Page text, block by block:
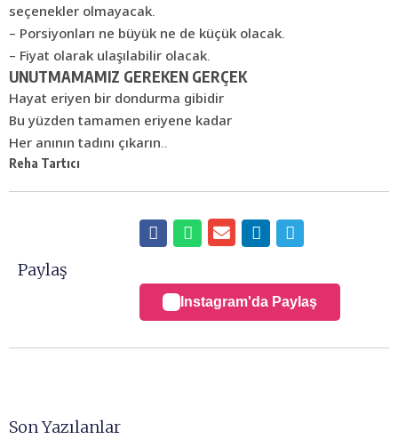
seçenekler olmayacak.
– Porsiyonları ne büyük ne de küçük olacak.
– Fiyat olarak ulaşılabilir olacak.
UNUTMAMAMIZ GEREKEN GERÇEK
Hayat eriyen bir dondurma gibidir
Bu yüzden tamamen eriyene kadar
Her anının tadını çıkarın..
Reha Tartıcı
Paylaş
Instagram'da Paylaş
Son Yazılanlar